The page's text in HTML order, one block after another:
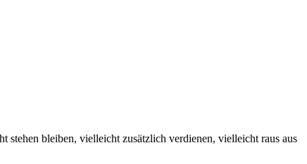
bleiben, vielleicht zusätzlich verdienen, vielleicht raus aus